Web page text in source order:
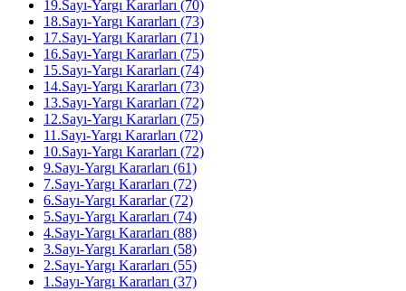
19.Sayı-Yargı Kararları (70)
18.Sayı-Yargı Kararları (73)
17.Sayı-Yargı Kararları (71)
16.Sayı-Yargı Kararları (75)
15.Sayı-Yargı Kararları (74)
14.Sayı-Yargı Kararları (73)
13.Sayı-Yargı Kararları (72)
12.Sayı-Yargı Kararları (75)
11.Sayı-Yargı Kararları (72)
10.Sayı-Yargı Kararları (72)
9.Sayı-Yargı Kararları (61)
7.Sayı-Yargı Kararları (72)
6.Sayı-Yargı Kararlar (72)
5.Sayı-Yargı Kararları (74)
4.Sayı-Yargı Kararları (88)
3.Sayı-Yargı Kararları (58)
2.Sayı-Yargı Kararları (55)
1.Sayı-Yargı Kararları (37)